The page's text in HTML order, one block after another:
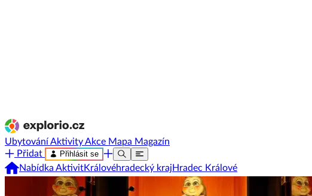
UbytováníAktivityAkce Mapa Magazín
Přidat
Přihlásit se
Nabídka AktivitKrálovéhradecký kraj Hradec Králové